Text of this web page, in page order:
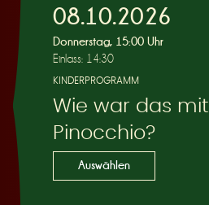
e
r
08.10.2026
Donnerstag, 15:00 Uhr
Einlass: 14:30
KINDERPROGRAMM
Wie war das mit
Pinocchio?
Auswählen